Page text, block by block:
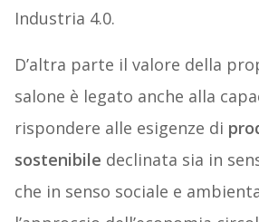
Industria 4.0.
D’altra parte il valore della
salone è legato anche alla
rispondere alle esigenze di
sostenibile declinata sia in
che in senso sociale e